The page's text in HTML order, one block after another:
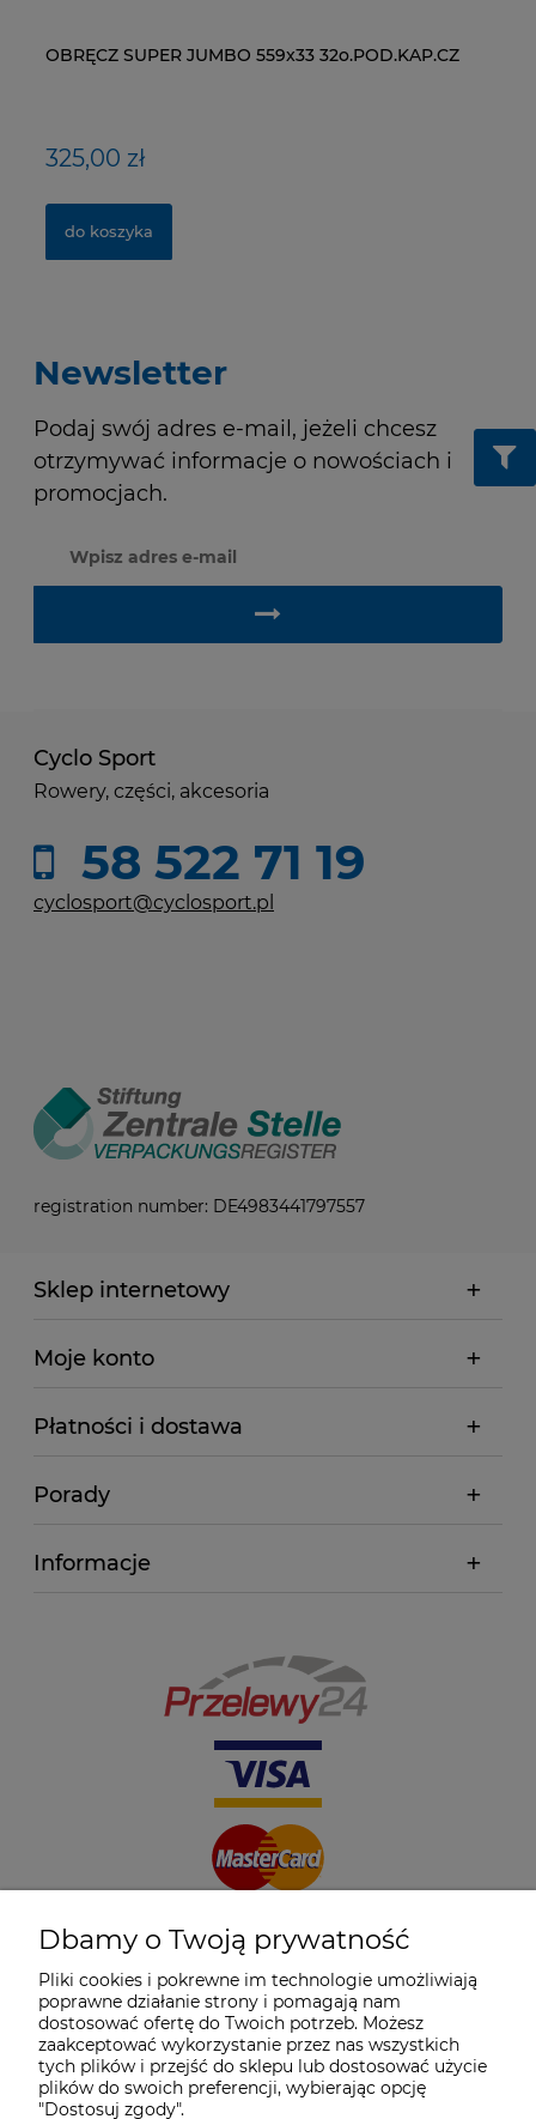
OBRĘCZ SUPER JUMBO 559x33 32o.POD.KAP.CZ
325,00 zł
do koszyka
ŁAŃCUCH KMC X9-93- 116 ogniw / 9- rzędowy +
40,00 zł
do koszyka
Newsletter
Podaj swój adres e-mail, jeżeli chcesz
otrzymywać informacje o nowościach i
promocjach.
Cyclo Sport
Rowery, części, akcesoria
58 522 71 19
cyclosport@cyclosport.pl
registration number: DE4983441797557
Sklep internetowy
Moje konto
Płatności i dostawa
Porady
Informacje
Dbamy o Twoją prywatność
Pliki cookies i pokrewne im technologie umożliwiają
poprawne działanie strony i pomagają nam
dostosować ofertę do Twoich potrzeb. Możesz
zaakceptować wykorzystanie przez nas wszystkich
tych plików i przejść do sklepu lub dostosować użycie
plików do swoich preferencji, wybierając opcję
"Dostosuj zgody".